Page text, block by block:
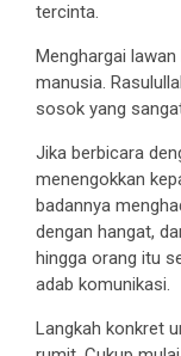
tercinta.
Menghargai
manusia.
sosok yang
Jika berbicara
menengokkan
badannya
dengan hangat,
hingga orang itu
adab komunikasi.
Langkah konkret